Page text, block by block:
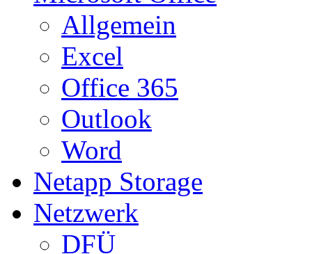
Allgemein
Excel
Office 365
Outlook
Word
Netapp Storage
Netzwerk
DFÜ